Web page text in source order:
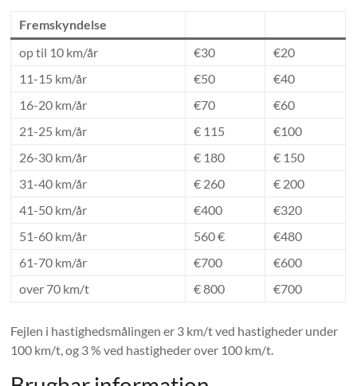
Fremskyndelse
op til 10 km/år
€30
€20
11-15 km/år
€50
€40
16-20 km/år
€70
€60
21-25 km/år
€ 115
€100
26-30 km/år
€ 180
€ 150
31-40 km/år
€ 260
€ 200
41-50 km/år
€400
€320
51-60 km/år
560 €
€480
61-70 km/år
€700
€600
over 70 km/t
€ 800 €700
Fejlen i hastighedsmålingen er 3 km/t ved hastigheder under
100 km/t, og 3 % ved hastigheder over 100 km/t.